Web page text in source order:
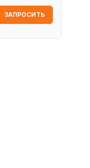
ЗАПРОСИТЬ